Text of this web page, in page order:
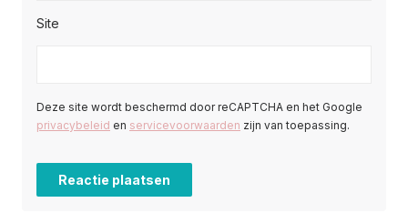
Site
Deze site wordt beschermd door reCAPTCHA en het Google
privacybeleid en servicevoorwaarden zijn van toepassing.